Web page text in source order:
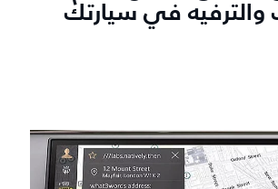
والترفيه في سيارتك